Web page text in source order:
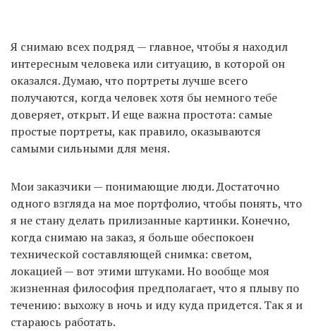
Я снимаю всех подряд — главное, чтобы я находил
интересным человека или ситуацию, в которой он
оказался. Думаю, что портреты лучше всего
получаются, когда человек хотя бы немного тебе
доверяет, открыт. И еще важна простота: самые
простые портреты, как правило, оказываются
самыми сильными для меня.
Мои заказчики — понимающие люди. Достаточно
одного взгляда на мое портфолио, чтобы понять, что
я не стану делать прилизанные картинки. Конечно,
когда снимаю на заказ, я больше обеспокоен
технической составляющей снимка: светом,
локацией — вот этими штуками. Но вообще моя
жизненная философия предполагает, что я плыву по
течению: выхожу в ночь и иду куда придется. Так я и
стараюсь работать.